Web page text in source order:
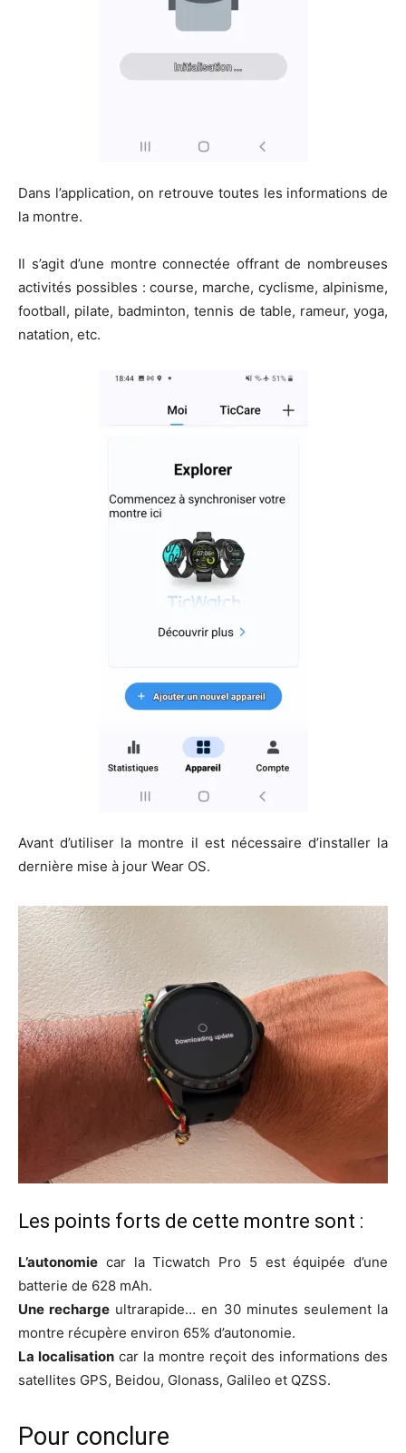
Dans l’application, on retrouve toutes les informations de
la montre.
Il s’agit d’une montre connectée offrant de nombreuses
activités possibles : course, marche, cyclisme, alpinisme,
football, pilate, badminton, tennis de table, rameur, yoga,
natation, etc.
Avant d’utiliser la montre il est nécessaire d’installer la
dernière mise à jour Wear OS.
Les points forts de cette montre sont :
L’autonomie car la Ticwatch Pro 5 est équipée d’une
batterie de 628 mAh.
Une recharge ultrarapide… en 30 minutes seulement la
montre récupère environ 65% d’autonomie.
La localisation car la montre reçoit des informations des
satellites GPS, Beidou, Glonass, Galileo et QZSS.
Pour conclure